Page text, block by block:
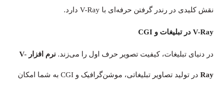
نقش کلیدی در رندر گرفتن حرفه‌ای با V-Ray دارد.
V-Ray در تبلیغات و CGI
در دنیای تبلیغات، کیفیت تصویر حرف اول را می‌زند. نرم افزار V-
Ray در تولید تصاویر تبلیغاتی، موشن‌گرافیک و CGI به شما امکان